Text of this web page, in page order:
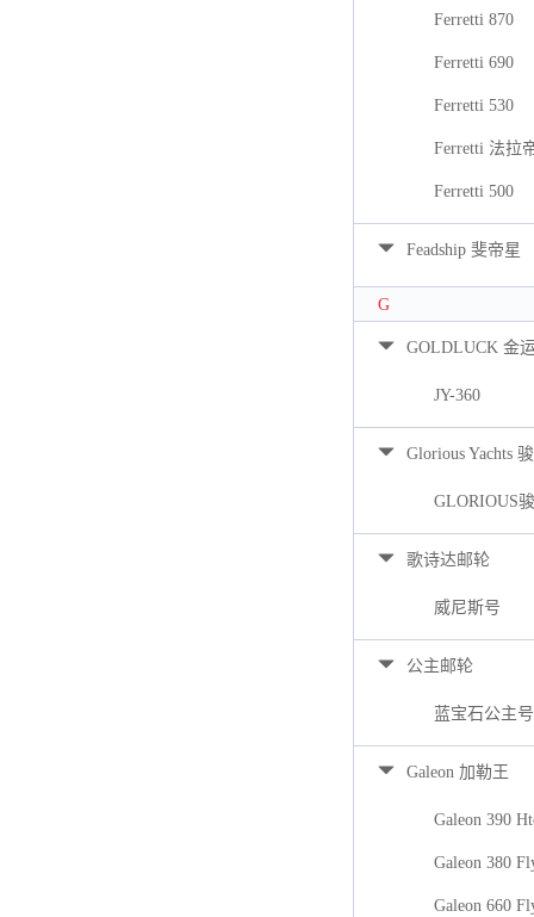
Ferretti 870
Ferretti 690
Ferretti 530
Ferretti 法拉
Ferretti 500
Feadship 斐帝星
G
GOLDLUCK 金
JY-360
Glorious Yachts
GLORIOUS
歌诗达邮轮
威尼斯号
公主邮轮
蓝宝石公主号
Galeon 加勒王
Galeon 390
Galeon 380
Galeon 660